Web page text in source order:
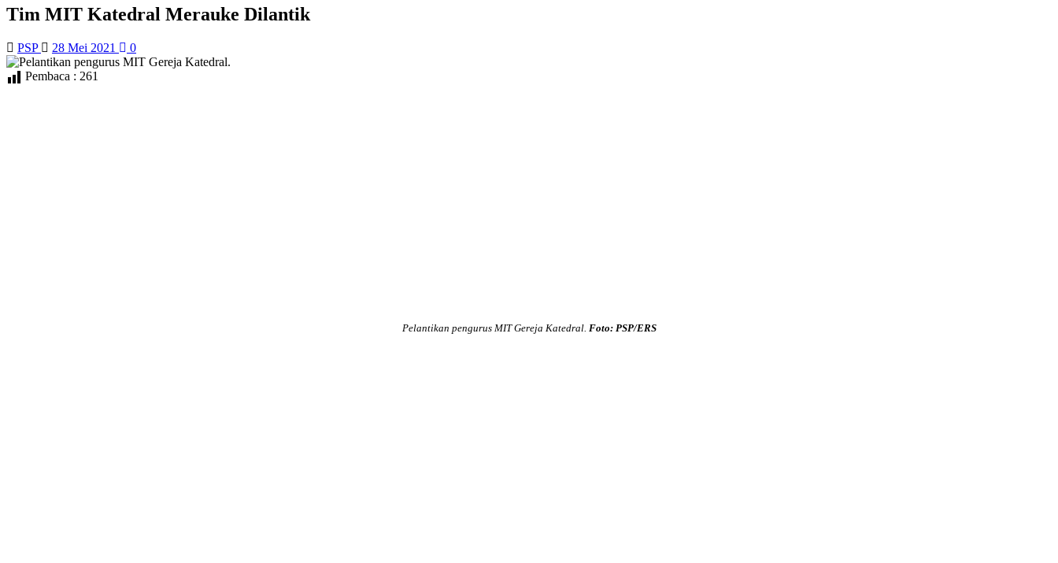
Tim MIT Katedral Merauke Dilantik
PSP 28 Mei 2021 0
Pembaca : 261
Pelantikan pengurus MIT Gereja Katedral. Foto: PSP/ERS